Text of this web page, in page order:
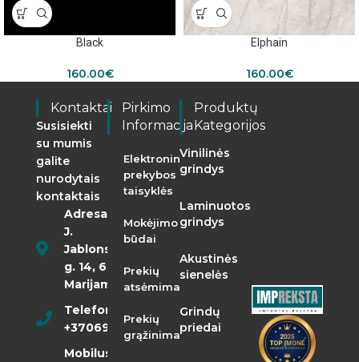
Black
160.00€
Elphain
160.00€
Kontaktai
Susisiekti
su mumis
galite
nurodytais
kontaktais
Adresas:
J.
Jablonskio
g. 14, 68290
Marijampolė
Telefonas:
+37069855400
Mobilusis:
Pirkimo
Informacija
Elektroninės
prekybos
taisyklės
Mokėjimo
būdai
Prekių
atsėmimas
Prekių
grąžinimas
Produktų
Kategorijos
Vinilinės
grindys
Laminuotos
grindys
Akustinės
sienelės
Grindų
priedai